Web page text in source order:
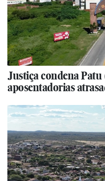
Justiça condena Patu
aposentadorias